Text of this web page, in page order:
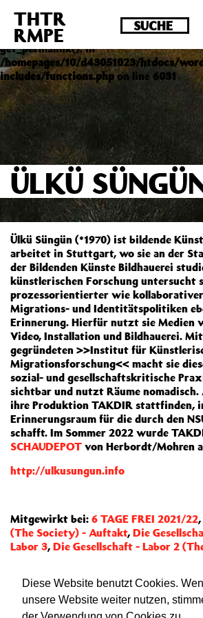
Diese Website benutzt Cookies.
unsere Website weiter nutzen,
Deprecated : Die Funktion
Version 4.4.0 veraltet! Verwende
get_permalink(). in
/homepages/10/d43051023/htdocs/
includes/functions.php on line 6031
THTR
RMPE
ÜLKÜ
Ülkü Süngün (*1970) ist bildende
arbeitet in Stuttgart, wo sie an der
der Bildenden Künste Bildhauerei
künstlerischen Forschung untersucht
prozessorientierter wie
Migrations- und Identitätspolitiken
Erinnerung. Hierfür nutzt sie Medien
Video, Installation und Bildhauerei.
gegründeten >>Institut für
Migrationsforschung<< macht sie
sozial- und gesellschaftskritische
sichtbar und nutzt Räume nomadisch.
ihre Produktion TAKDIR stattfinden,
Erinnerungsraum für die durch den
schafft. Im Sommer 2022 wurde
SCHAUDEPOT von Herbordt/Mohren
http://ulkusungun.info
Mitgewirkt bei: 6 TAGE FREI 2021/22,
(The Society) - Auftakt, Die
Labor 3, Die Gesellschaft - Labor 2